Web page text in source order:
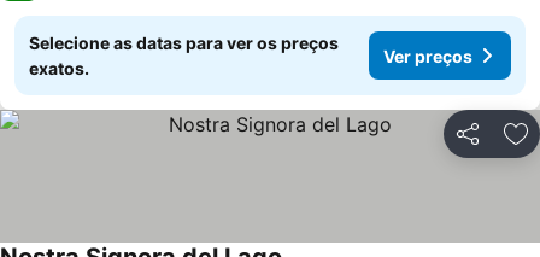
Selecione as datas para ver os preços
exatos.
Ver preços
Partilhar